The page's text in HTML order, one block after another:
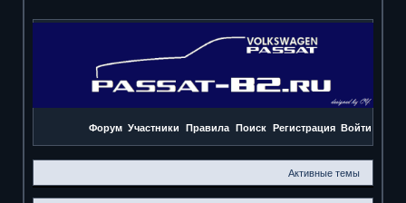
Форум Участники Правила Поиск Регистрация Войти
Активные темы